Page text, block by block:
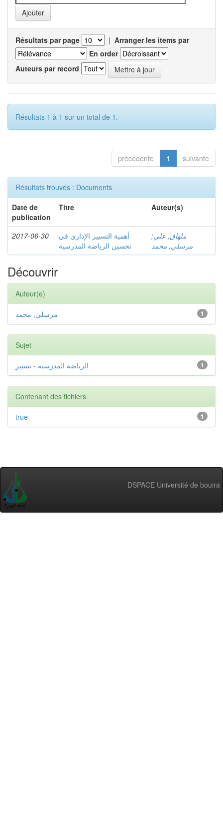
Résultats par page | Arranger les items par
En order
Auteurs par record
Résultats 1 à 1 sur un total de 1.
précédente 1 suivante
Résultats trouvés : Documents
Date de
publication
Titre Auteur(s)
2017-06-30
أهمية التسيير الإداري في
تحسين الرياضة المدرسية
ملهاق, علي;
مرسلي, محمد
Découvrir
Auteur(e)
1 مرسلي, محمد
Sujet
1 الرياضة المدرسية - تسيير
Contenant des fichiers
1
true
DSPACE Université de bouira